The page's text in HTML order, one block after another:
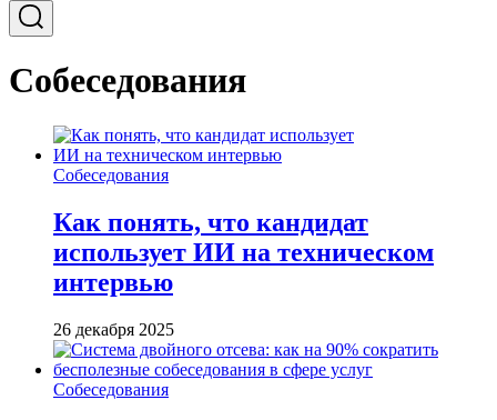
Собеседования
Собеседования
Как понять, что кандидат
использует ИИ на техническом
интервью
26 декабря 2025
Собеседования